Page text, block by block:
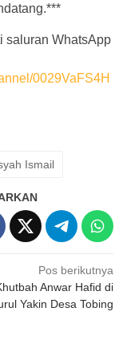
saluran WhatsApp
0029VaFS4H
Ismail
Pos berikutnya
Anwar Hafid di
Yakin Desa Tobing